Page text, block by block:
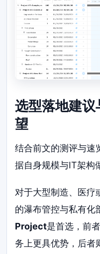
选型落地建
望
结合前文的测评与速
据自身规模与IT架构
对于大型制造、医疗
的瀑布管控与私有化
Project是首选，前
务上更具优势，后